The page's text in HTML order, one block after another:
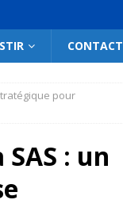
CONTACT
pour
: un